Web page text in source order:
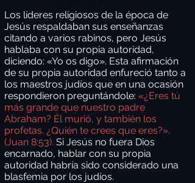
Los líderes religiosos de la época de
Jesús respaldaban sus enseñanzas
citando a varios rabinos, pero Jesús
hablaba con su propia autoridad,
diciendo: «Yo os digo». Esta afirmación
de su propia autoridad enfureció tanto a
los maestros judíos que en una ocasión
respondieron preguntándole: «¿Eres tú
más grande que nuestro padre
Abraham? Él murió, y también los
profetas. ¿Quién te crees que eres?».
(Juan 8:53). Si Jesús no fuera Dios
encarnado, hablar con su propia
autoridad habría sido considerado una
blasfemia por los judíos.